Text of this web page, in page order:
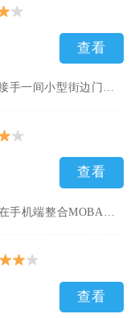
查看
创意甜品屋以甜品店铺经营为核心，玩家接手一间小型街边门店，从...
查看
查看